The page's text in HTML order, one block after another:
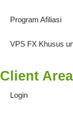
Program Afiliasi
VPS FX Khusus
Client Area
Login